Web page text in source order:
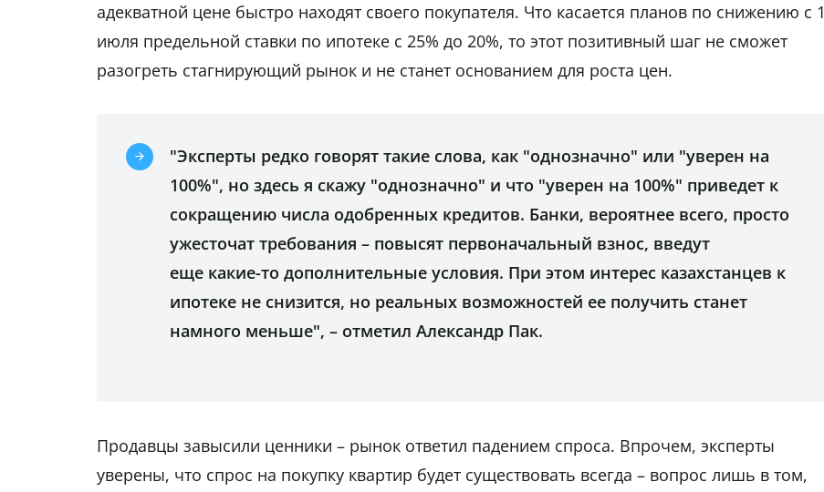
адекватной цене быстро находят своего покупателя. Что касается планов по снижению с 1
июля предельной ставки по ипотеке с 25% до 20%, то этот позитивный шаг не сможет
разогреть стагнирующий рынок и не станет основанием для роста цен.
"Эксперты редко говорят такие слова, как "однозначно" или "уверен на
100%", но здесь я скажу "однозначно" и что "уверен на 100%" приведет к
сокращению числа одобренных кредитов. Банки, вероятнее всего, просто
ужесточат требования – повысят первоначальный взнос, введут
еще какие-то дополнительные условия. При этом интерес казахстанцев к
ипотеке не снизится, но реальных возможностей ее получить станет
намного меньше", – отметил Александр Пак.
Продавцы завысили ценники – рынок ответил падением спроса. Впрочем, эксперты
уверены, что спрос на покупку квартир будет существовать всегда – вопрос лишь в том,